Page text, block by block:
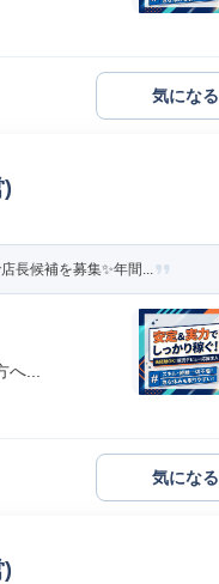
気になる
長候補を募集✨️年間...
...
気になる